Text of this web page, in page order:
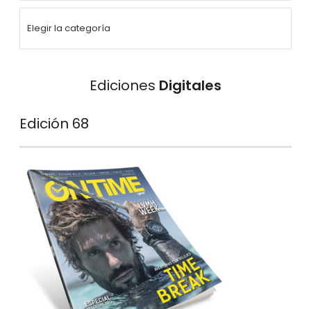
Ediciones Digitales
Edición 68